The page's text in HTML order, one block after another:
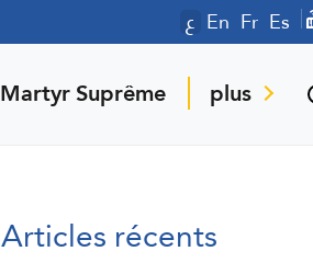
ع En Fr Es
Suprême plus
Articles récents